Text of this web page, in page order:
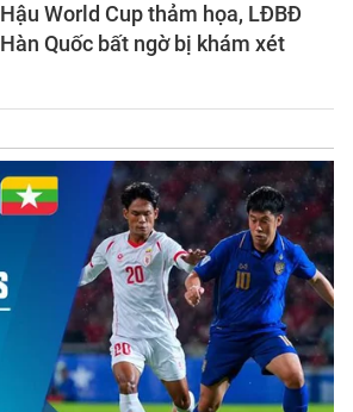
Hậu World Cup thảm họa, LĐBĐ
Hàn Quốc bất ngờ bị khám xét